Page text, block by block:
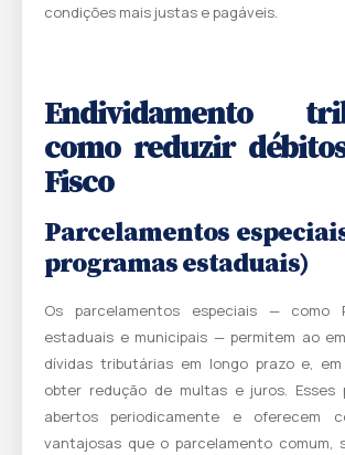
condições mais justas e pagáveis.
Endividamento
como reduzir
Fisco
Parcelamentos
programas estaduais)
Os parcelamentos especiais — como
estaduais e municipais — permitem ao
dívidas tributárias em longo prazo e,
obter redução de multas e juros. Esses
abertos periodicamente e oferecem
vantajosas que o parcelamento comum,